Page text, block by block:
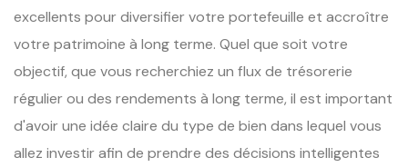
excellents pour diversifier votre portefeuille et accroître
votre patrimoine à long terme. Quel que soit votre
objectif, que vous recherchiez un flux de trésorerie
régulier ou des rendements à long terme, il est important
d'avoir une idée claire du type de bien dans lequel vous
allez investir afin de prendre des décisions intelligentes